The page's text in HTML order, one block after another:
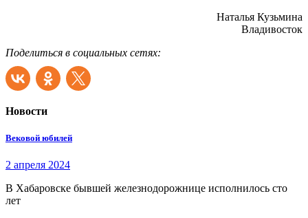
Наталья Кузьмина
Владивосток
Поделиться в социальных сетях:
Новости
Вековой юбилей
2 апреля 2024
В Хабаровске бывшей железнодорожнице исполнилось сто
лет